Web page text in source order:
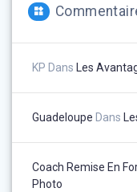
KP Dans Les
Guadeloupe Dans
Coach Remise En
Photo